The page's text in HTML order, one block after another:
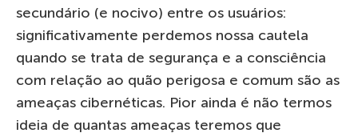
secundário (e nocivo) entre os usuários:
significativamente perdemos nossa cautela
quando se trata de segurança e a consciência
com relação ao quão perigosa e comum são as
ameaças cibernéticas. Pior ainda é não termos
ideia de quantas ameaças teremos que